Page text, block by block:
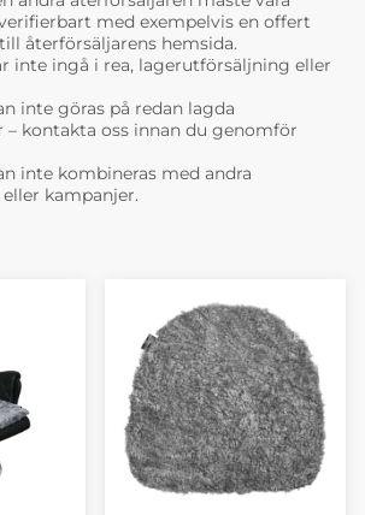
med exempelvis en offert
återförsäljarens hemsida.
inte ingå i rea, lagerutförsäljning eller
inte göras på redan lagda
– kontakta oss innan du genomför
inte kombineras med andra
kampanjer.